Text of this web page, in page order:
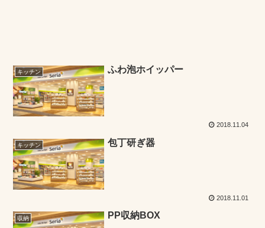
キッチン ふわ泡ホイッパー
2018.11.04
キッチン 包丁研ぎ器
2018.11.01
収納 PP収納BOX